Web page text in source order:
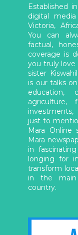
Established
digital
Victoria,
You can
factual,
coverage is
you truly love
sister
is our talks
education,
agriculture,
investments,
just to
Mara Online
Mara
in
longing for
transform
in the main
country.